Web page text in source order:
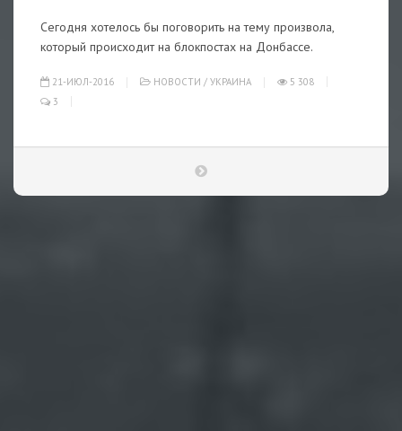
Сегодня хотелось бы поговорить на тему произвола,
который происходит на блокпостах на Донбассе.
21-ИЮЛ-2016 НОВОСТИ / УКРАИНА
5 308
3